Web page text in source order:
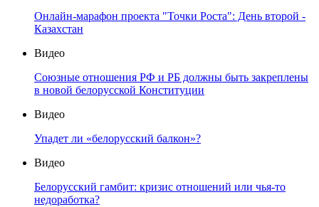
Онлайн-марафон проекта "Точки Роста": День второй -
Казахстан
Видео
Союзные отношения РФ и РБ должны быть закреплены
в новой белорусской Конституции
Видео
Упадет ли «белорусский балкон»?
Видео
Белорусский гамбит: кризис отношений или чья-то
недоработка?